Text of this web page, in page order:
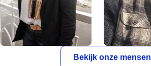
Bekijk onze mensen